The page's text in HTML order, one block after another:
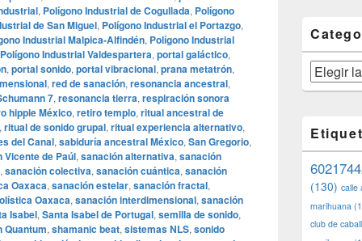
, Polígono Industrial de Cogullada, Polígono
de San Miguel, Polígono Industrial el Portazgo,
Industrial Malpica-Alfindén, Polígono Industrial
Polígono Industrial Valdespartera, portal galáctico,
, portal sonido, portal vibracional, prana metatrón,
, red de sanación, resonancia ancestral,
7, resonancia tierra, respiración sonora
hippie México, retiro templo, ritual ancestral de
, ritual de sonido grupal, ritual experiencia alternativo,
del Canal, sabiduría ancestral México, San Gregorio,
Vicente de Paúl, sanación alternativa, sanación
, sanación colectiva, sanación cuántica, sanación
Oaxaca, sanación estelar, sanación fractal,
Oaxaca, sanación interdimensional, sanación
Isabel, Santa Isabel de Portugal, semilla de sonido,
Quantum, shamanic beat, sistemas NLS, sonido
Categorías
(130) calle
marihuana
club de